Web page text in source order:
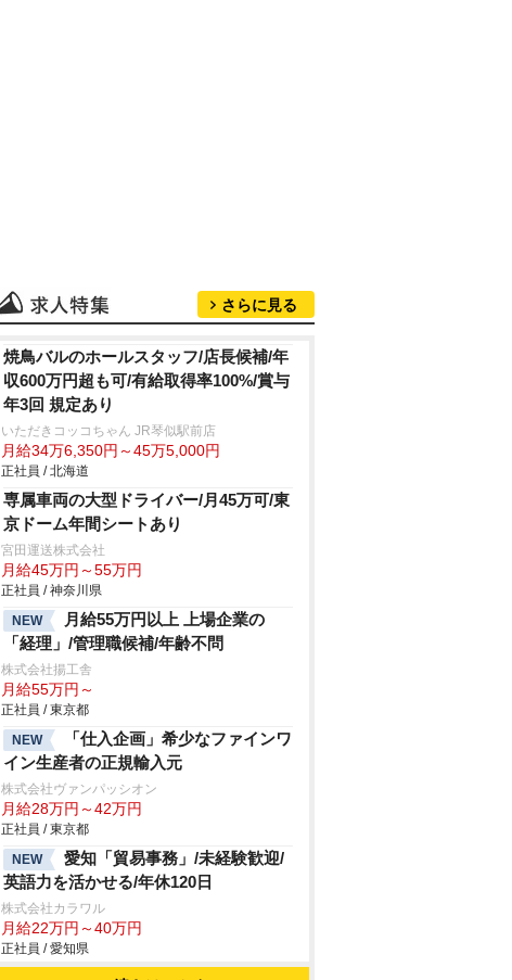
さらに見る
焼鳥バルのホールスタッフ/店長候補/年
収600万円超も可/有給取得率100%/賞与
年3回 規定あり
いただきコッコちゃん JR琴似駅前店
月給34万6,350円～45万5,000円
正社員 / 北海道
専属車両の大型ドライバー/月45万可/東
京ドーム年間シートあり
宮田運送株式会社
月給45万円～55万円
正社員 / 神奈川県
NEW
月給55万円以上 上場企業の
「経理」/管理職候補/年齢不問
株式会社揚工舎
月給55万円～
正社員 / 東京都
NEW
「仕入企画」希少なファインワ
イン生産者の正規輸入元
株式会社ヴァンパッシオン
月給28万円～42万円
正社員 / 東京都
NEW
愛知「貿易事務」/未経験歓迎/
英語力を活かせる/年休120日
株式会社カラワル
月給22万円～40万円
正社員 / 愛知県